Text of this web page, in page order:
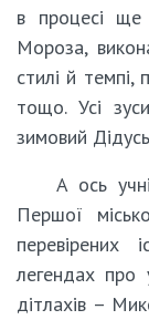
в процесі ще
Мороза,
стилі й
тощо. Усі
зимовий
А ось
Першої
перевірених
легендах про
дітлахів –